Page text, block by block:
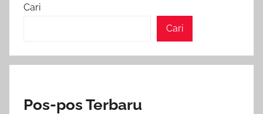
Cari
Cari
Pos-pos Terbaru